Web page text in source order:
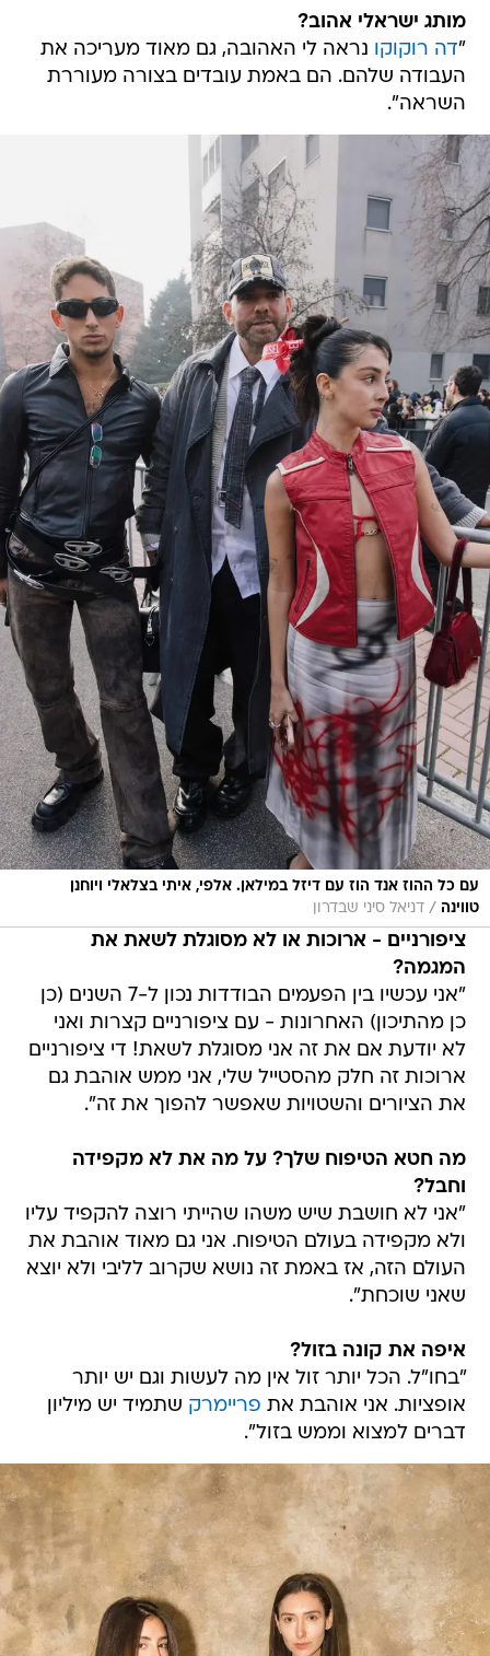
מותג ישראלי אהוב?
"דה רוקוקו נראה לי האהובה, גם מאוד מעריכה את
העבודה שלהם. הם באמת עובדים בצורה מעוררת
השראה".
עם כל ההוז אנד הוז עם דיזל במילאן. אלפי, איתי בצלאלי ויוחנן
טווינה / דניאל סיני שבדרון
ציפורניים - ארוכות או לא מסוגלת לשאת את
המגמה?
"אני עכשיו בין הפעמים הבודדות נכון ל-7 השנים (כן
כן מהתיכון) האחרונות - עם ציפורניים קצרות ואני
לא יודעת אם את זה אני מסוגלת לשאת! די ציפורניים
ארוכות זה חלק מהסטייל שלי, אני ממש אוהבת גם
את הציורים והשטויות שאפשר להפוך את זה".
מה חטא הטיפוח שלך? על מה את לא מקפידה
וחבל?
"אני לא חושבת שיש משהו שהייתי רוצה להקפיד עליו
ולא מקפידה בעולם הטיפוח. אני גם מאוד אוהבת את
העולם הזה, אז באמת זה נושא שקרוב לליבי ולא יוצא
שאני שוכחת".
איפה את קונה בזול?
"בחו"ל. הכל יותר זול אין מה לעשות וגם יש יותר
אופציות. אני אוהבת את פריימרק שתמיד יש מיליון
דברים למצוא וממש בזול".